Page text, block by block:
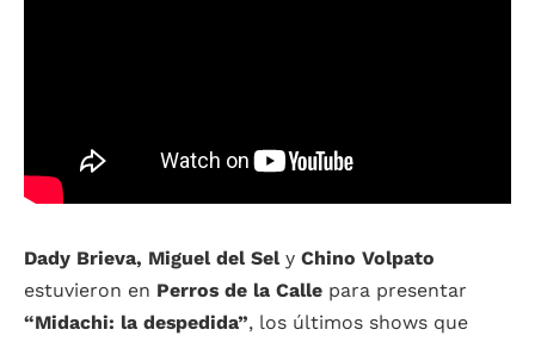
Dady Brieva, Miguel del Sel y Chino Volpato
estuvieron en Perros de la Calle para presentar
“Midachi: la despedida”, los últimos shows que